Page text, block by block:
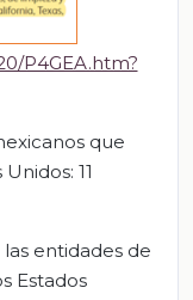
P4GEA.htm?
que
11
entidades de
Estados